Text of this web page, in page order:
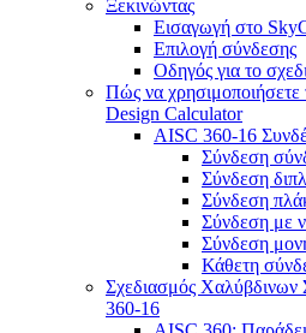
Ξεκινώντας
Εισαγωγή στο
Επιλογή σύνδεσης
Οδηγός για το
Πώς να
Design Calculator
AISC 360-16
Σύνδεση
Σύνδεση
Σύνδεση
Σύνδεση με
Σύνδεση
Κάθετη
Σχεδιασμός
360-16